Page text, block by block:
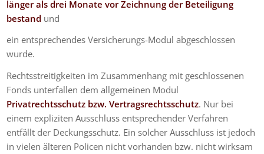
länger als drei Monate vor Zeichnung der Beteiligung
bestand und
ein entsprechendes Versicherungs-Modul abgeschlossen
wurde.
Rechtsstreitigkeiten im Zusammenhang mit geschlossenen
Fonds unterfallen dem allgemeinen Modul
Privatrechtsschutz bzw. Vertragsrechtsschutz. Nur bei
einem expliziten Ausschluss entsprechender Verfahren
entfällt der Deckungsschutz. Ein solcher Ausschluss ist jedoch
in vielen älteren Policen nicht vorhanden bzw. nicht wirksam